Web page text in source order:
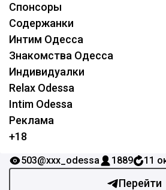
Спонсоры
Содержанки
Интим Одесса
Знакомства Одесса
Индивидуалки
Relax Odessa
Intim Odessa
Реклама
+18
Перейти
503@xxx_odessa 1889 11